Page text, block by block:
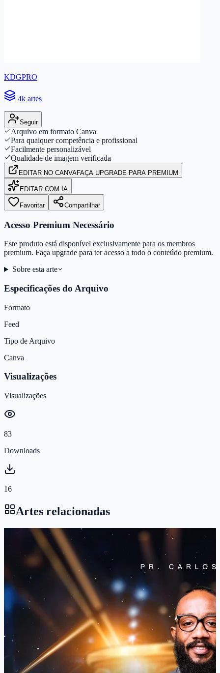
KDGPRO
4k artes
Seguir
Arquivo em formato Canva
Para qualquer competência e profissional
Facilmente personalizável
Qualidade de imagem verificada
EDITAR NO CANVAFAÇA UPGRADE PARA PREMIUM
EDITAR COM IA
Favoritar Compartilhar
Acesso Premium Necessário
Este produto está disponível exclusivamente para os membros
premium. Faça upgrade para ter acesso a todo o conteúdo premium.
Sobre esta arte
Especificações do Arquivo
Formato
Feed
Tipo de Arquivo
Canva
Visualizações
Visualizações
83
Downloads
16
Artes relacionadas